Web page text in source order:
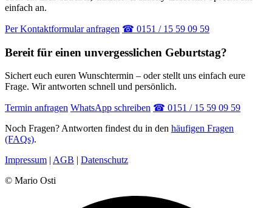
einfach an.
Per Kontaktformular anfragen ☎ 0151 / 15 59 09 59
Bereit für einen unvergesslichen Geburtstag?
Sichert euch euren Wunschtermin – oder stellt uns einfach eure
Frage. Wir antworten schnell und persönlich.
Termin anfragen WhatsApp schreiben ☎ 0151 / 15 59 09 59
Noch Fragen? Antworten findest du in den häufigen Fragen
(FAQs).
Impressum AGB
Datenschutz
© Mario Osti